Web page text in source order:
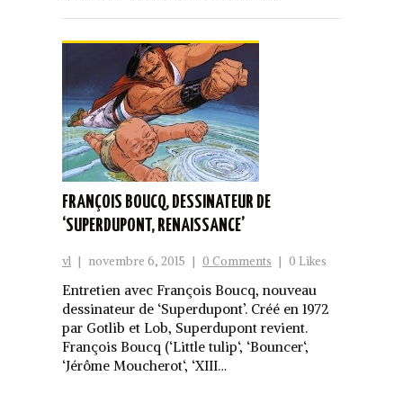
FRANÇOIS BOUCQ, DESSINATEUR DE
‘SUPERDUPONT, RENAISSANCE’
vl | novembre 6, 2015 | 0 Comments | 0 Likes
Entretien avec François Boucq, nouveau
dessinateur de ‘Superdupont’. Créé en 1972
par Gotlib et Lob, Superdupont revient.
François Boucq (‘Little tulip‘, ‘Bouncer‘,
‘Jérôme Moucherot‘, ‘XIII…